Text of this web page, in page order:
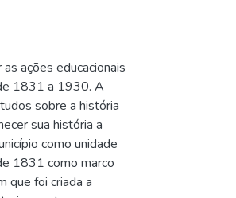
ações educacionais
1831 a 1930. A
sobre a história
sua história a
como unidade
1831 como marco
que foi criada a